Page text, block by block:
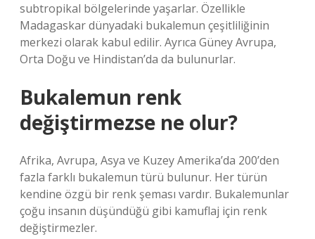
subtropikal bölgelerinde yaşarlar. Özellikle
Madagaskar dünyadaki bukalemun çeşitliliğinin
merkezi olarak kabul edilir. Ayrıca Güney Avrupa,
Orta Doğu ve Hindistan’da da bulunurlar.
Bukalemun renk
değiştirmezse ne olur?
Afrika, Avrupa, Asya ve Kuzey Amerika’da 200’den
fazla farklı bukalemun türü bulunur. Her türün
kendine özgü bir renk şeması vardır. Bukalemunlar
çoğu insanın düşündüğü gibi kamuflaj için renk
değiştirmezler.